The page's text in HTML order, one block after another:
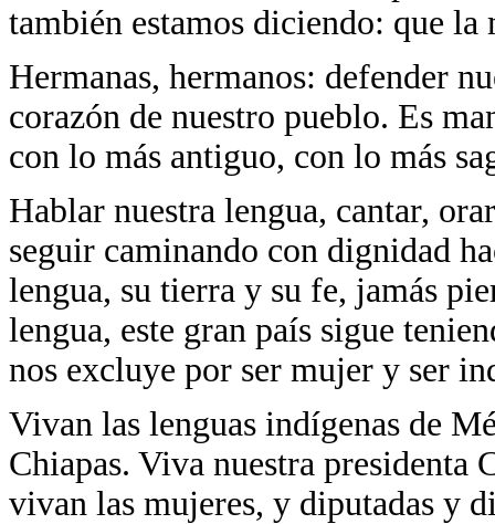
también estamos diciendo: que
Hermanas, hermanos: defender
corazón de nuestro pueblo. Es
con lo más antiguo, con lo más
Hablar nuestra lengua, cantar,
seguir caminando con dignidad
lengua, su tierra y su fe, jamás
lengua, este gran país sigue
nos excluye por ser mujer y ser
Vivan las lenguas indígenas de
Chiapas. Viva nuestra presidenta
vivan las mujeres, y diputadas y